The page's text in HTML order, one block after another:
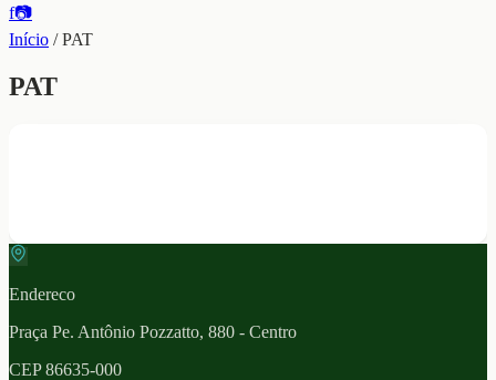
f📷
Início /PAT
PAT
Endereco
Praça Pe. Antônio Pozzatto, 880 - Centro
CEP86635-000